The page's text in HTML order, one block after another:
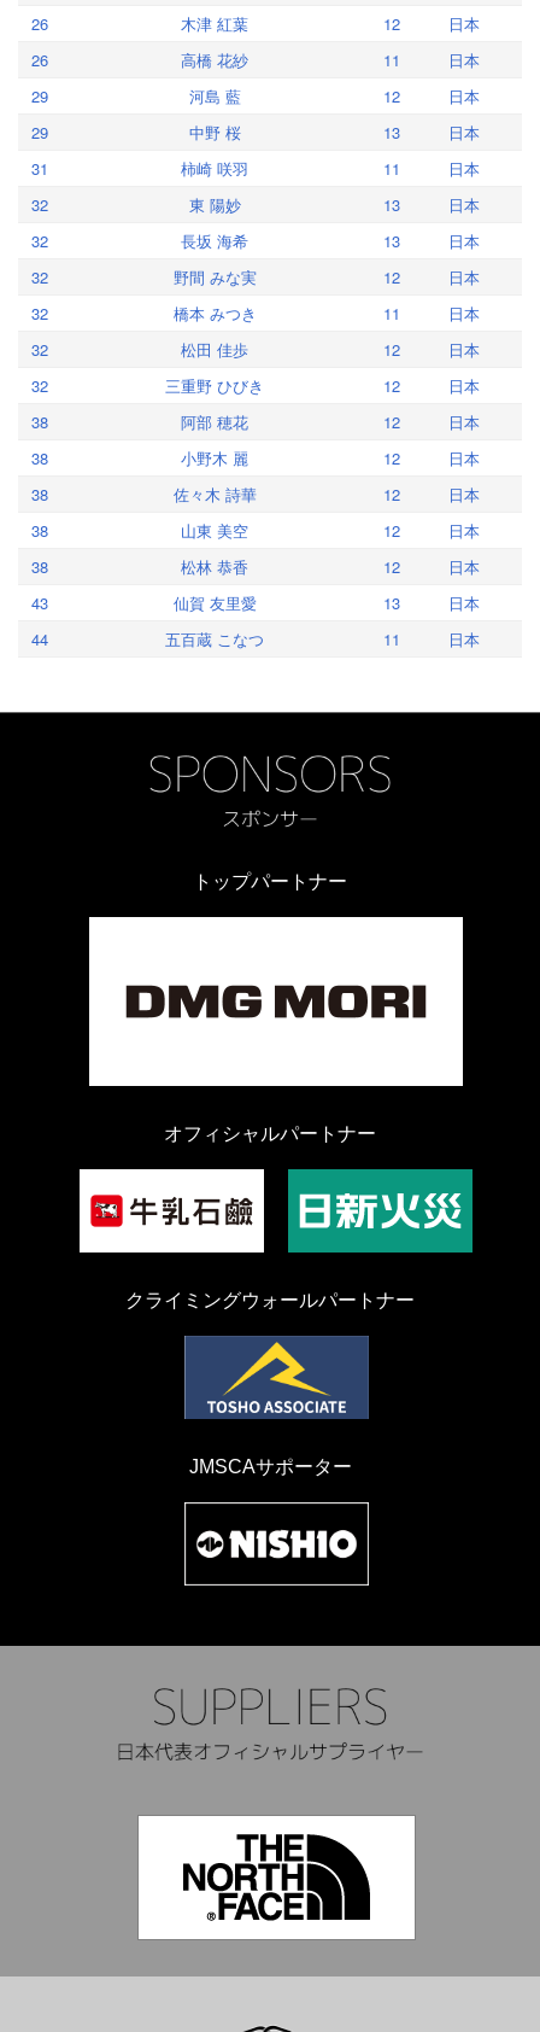
26
木津 紅葉 12
日本
26
高橋 花紗 11
日本
29
河島 藍 12
日本
29
中野 桜 13
日本
31
柿崎 咲羽 11
日本
32
東 陽妙 13
日本
32
長坂 海希 13
日本
32
野間 みな実 12
日本
32
橋本 みつき 11
日本
32
松田 佳歩 12
日本
32
三重野 ひびき 12
日本
38
阿部 穂花 12
日本
38
小野木 麗 12
日本
38
佐々木 詩華 12
日本
38
山東 美空 12
日本
38
松林 恭香 12
日本
43
仙賀 友里愛 13
日本
44
五百蔵 こなつ 11 日本
トップパートナー
オフィシャルパートナー
クライミングウォールパートナー
JMSCAサポーター